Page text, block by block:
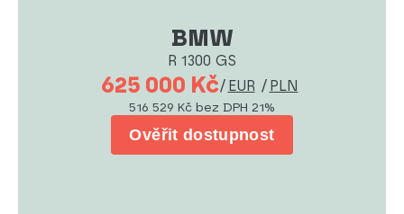
BMW
R 1300 GS
625 000 Kč/ EUR / PLN
516 529 Kč bez DPH 21%
Ověřit dostupnost